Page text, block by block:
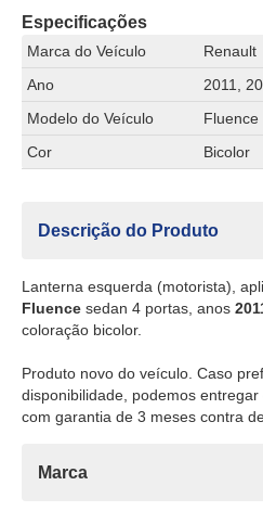
Especificações
Marca do Veículo
Renault
Ano
2011,
Modelo do Veículo
Fluence
Cor
Bicolor
Descrição do Produto
Lanterna esquerda (motorista),
Fluence sedan 4 portas, anos
coloração bicolor.
Produto novo do veículo. Caso
disponibilidade, podemos
com garantia de 3 meses contra
Marca